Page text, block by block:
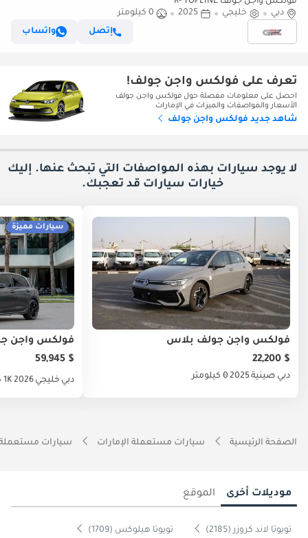
دبي
خليجي 2025
0 كيلومتر
إتصل
واتساب
تعرف على فولكس واجن جولف!
احصل على معلومات مفصلة حول فولكس واجن جولف
الأسعار والمواصفات والميزات في الإمارات
شاهد جديد فولكس واجن جولف
لا يوجد سيارات بهذه المواصفات التي تبحث عنها. إليك
خيارات سيارات قد تعجبك.
فولكس واجن جولف بلاس
$ 22,200
دبي صينية20250 كيلومتر
سيارات مميزة
فولكس واجن
$ 59,945
دبي خليجي 20261K كيلومتر
الصفحة الرئيسية سيارات مستعملة الإمارات سيارات
موديلات أخرى الموقع
تويوتا لاند كروزر (2185) تويوتا هيلوكس (1709)